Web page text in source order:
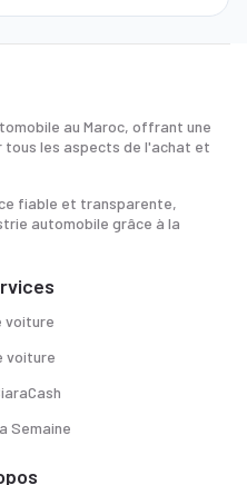
au Maroc, offrant une
tous les aspects de l'achat et
fiable et transparente,
automobile grâce à la
voiture
voiture
Semaine